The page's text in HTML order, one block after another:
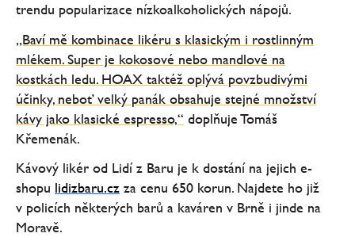
trendu popularizace nízkoalkoholických nápojů.
„Baví mě kombinace likéru s klasickým i rostlinným
mlékem. Super je kokosové nebo mandlové na
kostkách ledu. HOAX taktéž oplývá povzbudivými
účinky, neboť velký panák obsahuje stejné množství
kávy jako klasické espresso,“ doplňuje Tomáš
Křemenák.
Kávový likér od Lidí z Baru je k dostání na jejich e-
shopu lidizbaru.cz za cenu 650 korun. Najdete ho již
v policích některých barů a kaváren v Brně i jinde na
Moravě.